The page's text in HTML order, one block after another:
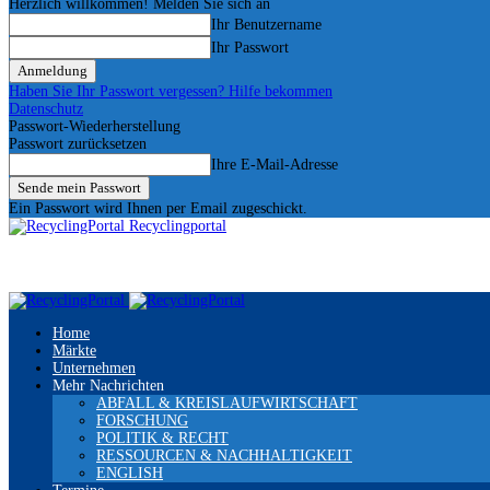
Herzlich willkommen! Melden Sie sich an
Ihr Benutzername
Ihr Passwort
Haben Sie Ihr Passwort vergessen? Hilfe bekommen
Datenschutz
Passwort-Wiederherstellung
Passwort zurücksetzen
Ihre E-Mail-Adresse
Ein Passwort wird Ihnen per Email zugeschickt.
Recyclingportal
Home
Märkte
Unternehmen
Mehr Nachrichten
ABFALL & KREISLAUFWIRTSCHAFT
FORSCHUNG
POLITIK & RECHT
RESSOURCEN & NACHHALTIGKEIT
ENGLISH